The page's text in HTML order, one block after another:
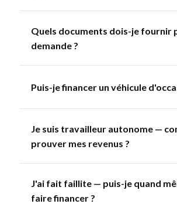
Quels documents dois-je fournir
demande ?
Puis-je financer un véhicule
Je suis travailleur autonome —
prouver mes revenus ?
J'ai fait faillite — puis-je quand
faire financer ?